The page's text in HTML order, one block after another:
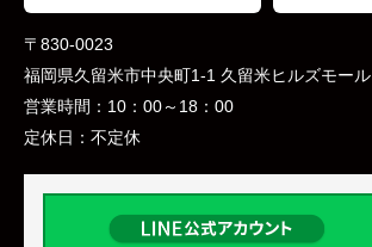
〒830-0023
福岡県久留米市中央町1-1 久留米ヒルズモール
営業時間： 10：00～18：00
定休日： 不定休